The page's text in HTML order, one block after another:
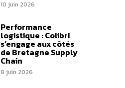
10 juin 2026
Performance
logistique : Colibri
s’engage aux côtés
de Bretagne Supply
Chain
8 juin 2026